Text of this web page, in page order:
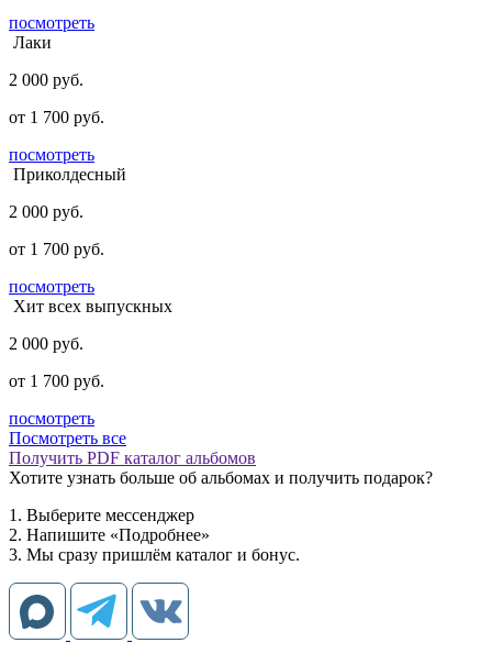
посмотреть
Лаки
2 000 руб.
от 1 700 руб.
посмотреть
Приколдесный
2 000 руб.
от 1 700 руб.
посмотреть
Хит всех выпускных
2 000 руб.
от 1 700 руб.
посмотреть
Посмотреть все
Получить PDF каталог альбомов
Хотите узнать больше об альбомах и получить подарок?
1. Выберите мессенджер
2. Напишите «Подробнее»
3. Мы сразу пришлём каталог и бонус.